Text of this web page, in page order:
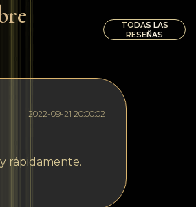
TODAS LAS
RESEÑAS
2022-09-21 20:00:02
rápidamente.